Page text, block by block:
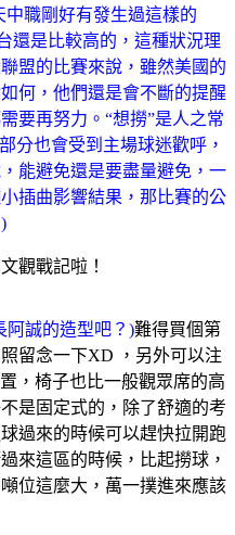
中職剛好有發生過這樣的
還是比較高的，這種狀況理
盟的比賽來說，雖然美國的
何，他們還是會不斷的提醒
要再努力。“想撈”是人之常
分也會受到主場球迷歡呼，
能避免還是要盡量避免，一
插曲影響結果，那比賽的公
觀戰記啦！
阿誠的造型吧？)難得買個第
留念一下XD ，另外可以注
，椅子也比一般觀眾席的高
是固定式的，除了舒適的考
過來的時候可以趕快拉開跑
來這區的時候，比起撈球，
位這麼大，萬一撲進來應該